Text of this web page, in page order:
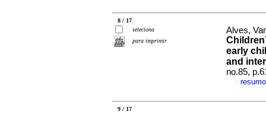
8 / 17
seleciona
para imprimir
Alves,
early
and
no.85,
·
9 / 17